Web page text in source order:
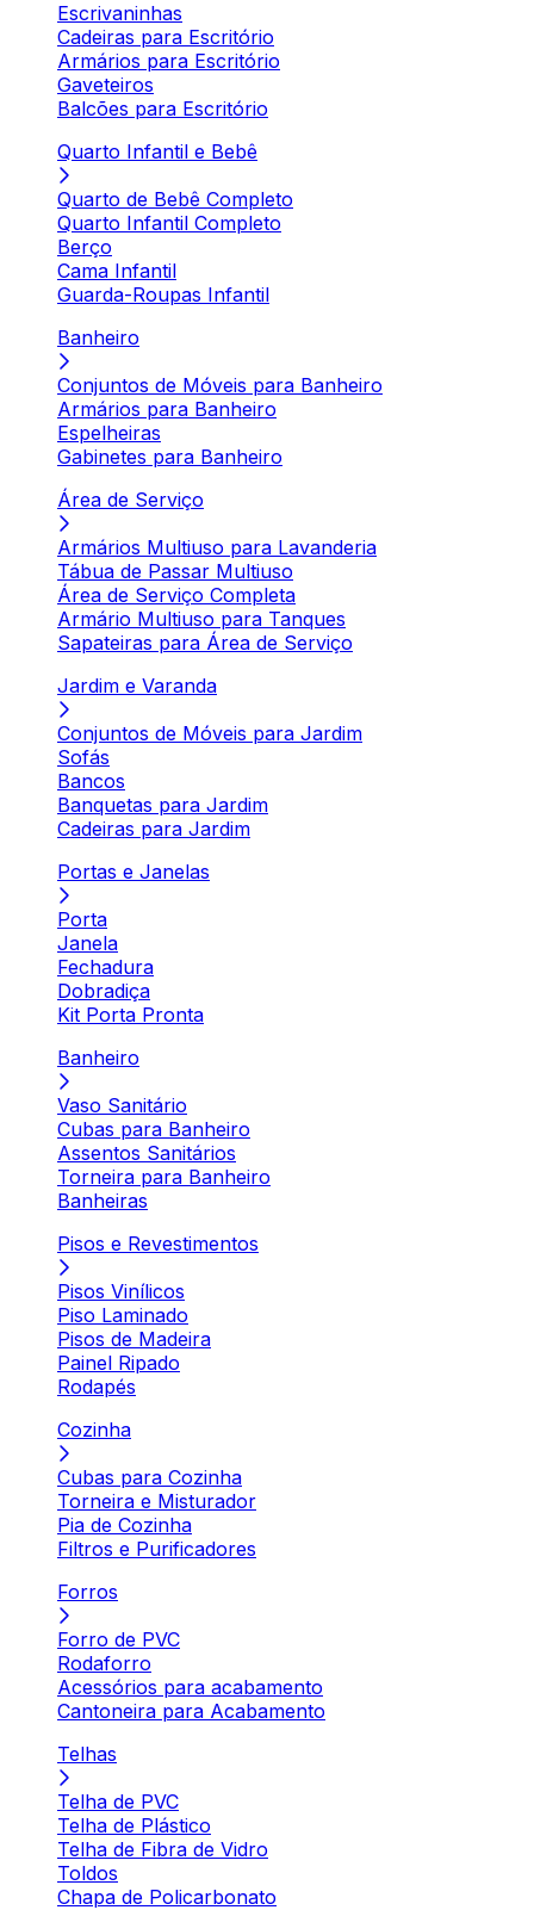
Escrivaninhas
Cadeiras para Escritório
Armários para Escritório
Gaveteiros
Balcões para Escritório
Quarto Infantil e Bebê
Quarto de Bebê Completo
Quarto Infantil Completo
Berço
Cama Infantil
Guarda-Roupas Infantil
Banheiro
Conjuntos de Móveis para Banheiro
Armários para Banheiro
Espelheiras
Gabinetes para Banheiro
Área de Serviço
Armários Multiuso para Lavanderia
Tábua de Passar Multiuso
Área de Serviço Completa
Armário Multiuso para Tanques
Sapateiras para Área de Serviço
Jardim e Varanda
Conjuntos de Móveis para Jardim
Sofás
Bancos
Banquetas para Jardim
Cadeiras para Jardim
Portas e Janelas
Porta
Janela
Fechadura
Dobradiça
Kit Porta Pronta
Banheiro
Vaso Sanitário
Cubas para Banheiro
Assentos Sanitários
Torneira para Banheiro
Banheiras
Pisos e Revestimentos
Pisos Vinílicos
Piso Laminado
Pisos de Madeira
Painel Ripado
Rodapés
Cozinha
Cubas para Cozinha
Torneira e Misturador
Pia de Cozinha
Filtros e Purificadores
Forros
Forro de PVC
Rodaforro
Acessórios para acabamento
Cantoneira para Acabamento
Telhas
Telha de PVC
Telha de Plástico
Telha de Fibra de Vidro
Toldos
Chapa de Policarbonato